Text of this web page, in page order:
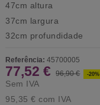
47cm altura
37cm largura
32cm profundidade
Referência: 45700005
77,52 € 96,90 € -20%
Sem IVA
95,35 € com IVA